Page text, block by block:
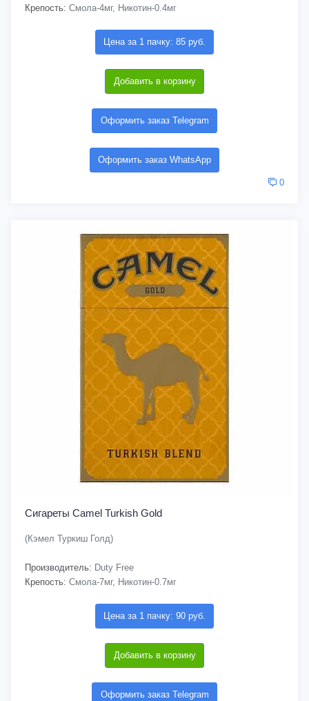
Крепость: Смола-4мг, Никотин-0.4мг
Цена за 1 пачку: 85 руб.
Добавить в корзину
Оформить заказ Telegram
Оформить заказ WhatsApp
0
Сигареты Camel Turkish Gold
(Кэмел Туркиш Голд)
Производитель: Duty Free
Крепость: Смола-7мг, Никотин-0.7мг
Цена за 1 пачку: 90 руб.
Добавить в корзину
Оформить заказ Telegram